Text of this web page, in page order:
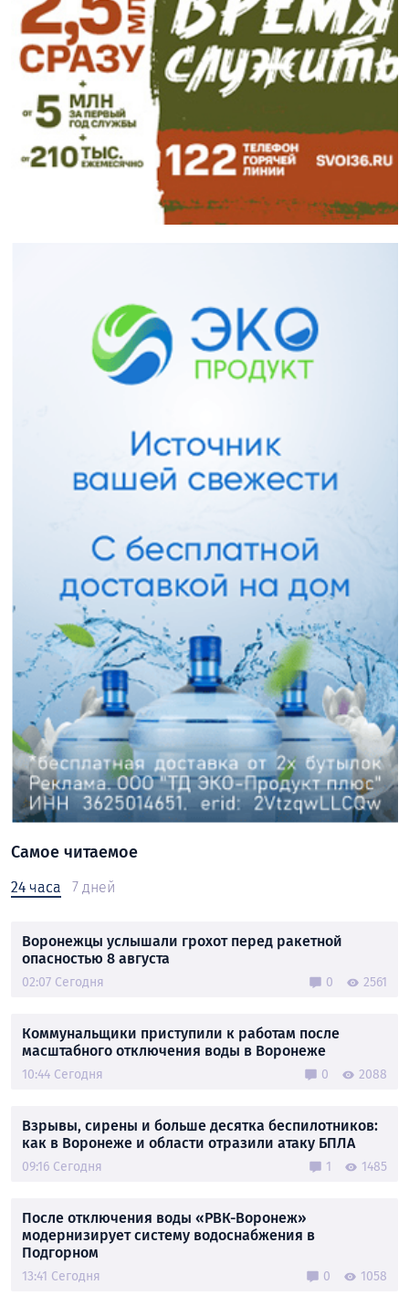
Самое читаемое
24 часа 7 дней
Воронежцы услышали грохот перед ракетной
опасностью 8 августа
02:07 Сегодня 0 2561
Коммунальщики приступили к работам после
масштабного отключения воды в Воронеже
10:44 Сегодня 0 2088
Взрывы, сирены и больше десятка беспилотников:
как в Воронеже и области отразили атаку БПЛА
09:16 Сегодня 1 1485
После отключения воды «РВК-Воронеж»
модернизирует систему водоснабжения в
Подгорном
13:41 Сегодня 0 1058